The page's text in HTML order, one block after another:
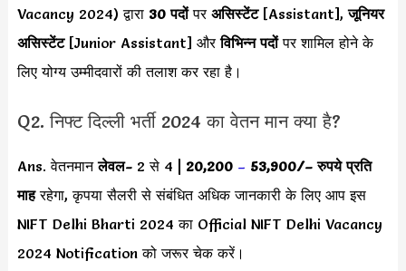
Vacancy 2024) द्वारा30 पदोंपर असिस्टेंट[Assistant],जूनियर
असिस्टेंट[Junior Assistant] औरविभिन्न पदोंपर शामिल होने के
लिए योग्य उम्मीदवारों की तलाश कर रहा है।
Q2. निफ्ट दिल्ली भर्ती 2024 का वेतन मान क्या है?
Ans. वेतनमानलेवल-2 से 4 | 20,200 – 53,900/– रुपये प्रति
माहरहेगा, कृपया सैलरी से संबंधित अधिक जानकारी के लिए आप इस
NIFT Delhi Bharti 2024 का Official NIFT Delhi Vacancy
2024 Notification को जरूर चेक करें।